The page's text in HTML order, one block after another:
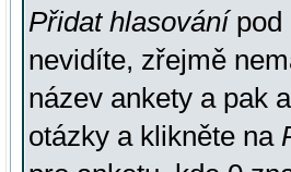
Přidat hlasovánípod
nevidíte, zřejmě
název ankety a pak
otázky a klikněte na